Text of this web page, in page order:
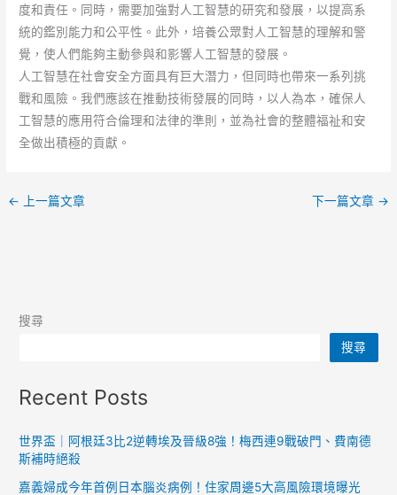
度和責任。同時，需要加強對人工智慧的研究和發展，以提高系
統的鑑別能力和公平性。此外，培養公眾對人工智慧的理解和警
覺，使人們能夠主動參與和影響人工智慧的發展。
人工智慧在社會安全方面具有巨大潛力，但同時也帶來一系列挑
戰和風險。我們應該在推動技術發展的同時，以人為本，確保人
工智慧的應用符合倫理和法律的準則，並為社會的整體福祉和安
全做出積極的貢獻。
← 上一篇文章 下一篇文章 →
搜尋
搜尋
Recent Posts
世界盃｜阿根廷3比2逆轉埃及晉級8強！梅西連9戰破門、費南德
斯補時絕殺
嘉義婦成今年首例日本腦炎病例！住家周邊5大高風險環境曝光